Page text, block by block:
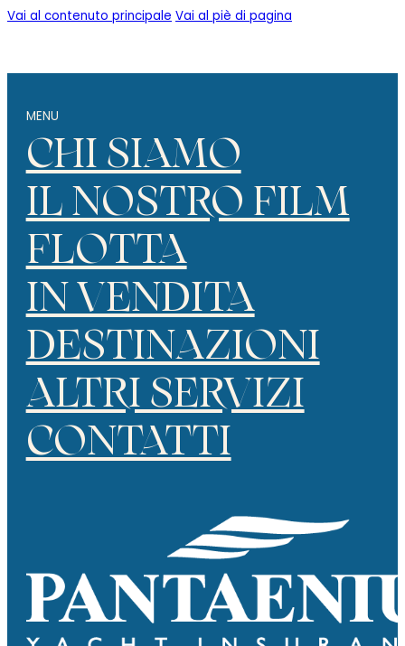
Vai al contenuto principale Vai al piè di pagina
MENU
CHI SIAMO
IL NOSTRO FILM
FLOTTA
IN VENDITA
DESTINAZIONI
ALTRI SERVIZI
CONTATTI